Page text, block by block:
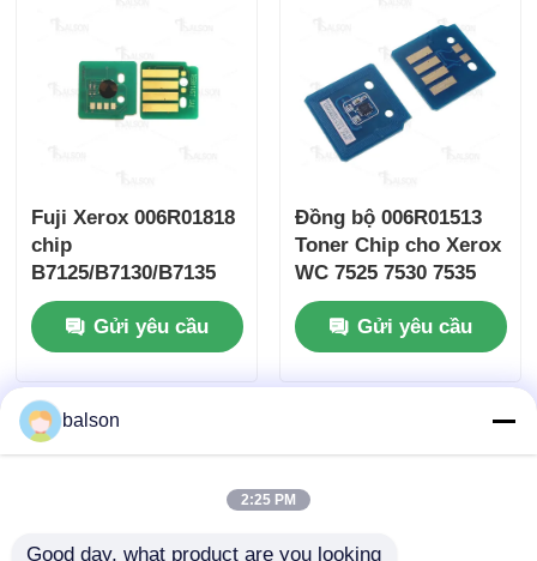
Fuji Xerox 006R01818
chip
B7125/B7130/B7135
Gửi yêu cầu
Đồng bộ 006R01513
Toner Chip cho Xerox
WC 7525 7530 7535
7545
Gửi yêu cầu
balson
2:25 PM
Good day, what product are you looking